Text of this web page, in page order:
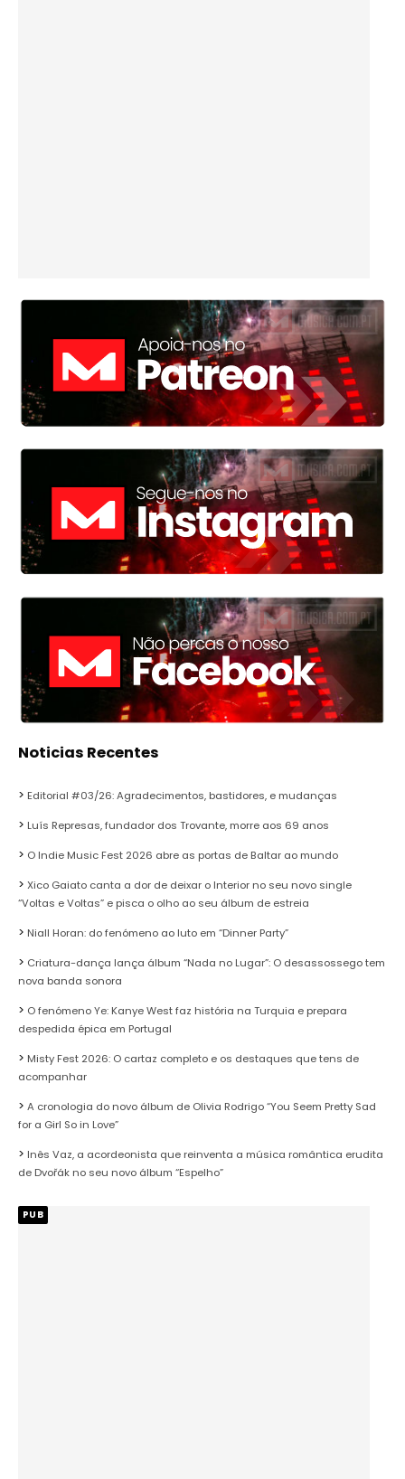
Noticias Recentes
Editorial #03/26: Agradecimentos, bastidores, e mudanças
Luís Represas, fundador dos Trovante, morre aos 69 anos
O Indie Music Fest 2026 abre as portas de Baltar ao mundo
Xico Gaiato canta a dor de deixar o Interior no seu novo single
“Voltas e Voltas” e pisca o olho ao seu álbum de estreia
Niall Horan: do fenómeno ao luto em “Dinner Party”
Criatura-dança lança álbum “Nada no Lugar”: O desassossego tem
nova banda sonora
O fenómeno Ye: Kanye West faz história na Turquia e prepara
despedida épica em Portugal
Misty Fest 2026: O cartaz completo e os destaques que tens de
acompanhar
A cronologia do novo álbum de Olivia Rodrigo “You Seem Pretty Sad
for a Girl So in Love”
Inês Vaz, a acordeonista que reinventa a música romântica erudita
de Dvořák no seu novo álbum “Espelho”
PUB